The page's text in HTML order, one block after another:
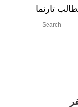
تارنما